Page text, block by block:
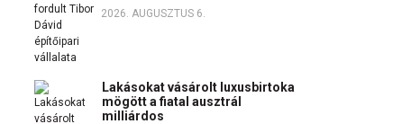
2026. AUGUSZTUS 6.
Lakásokat vásárolt luxusbirtoka
mögött a fiatal ausztrál
milliárdos